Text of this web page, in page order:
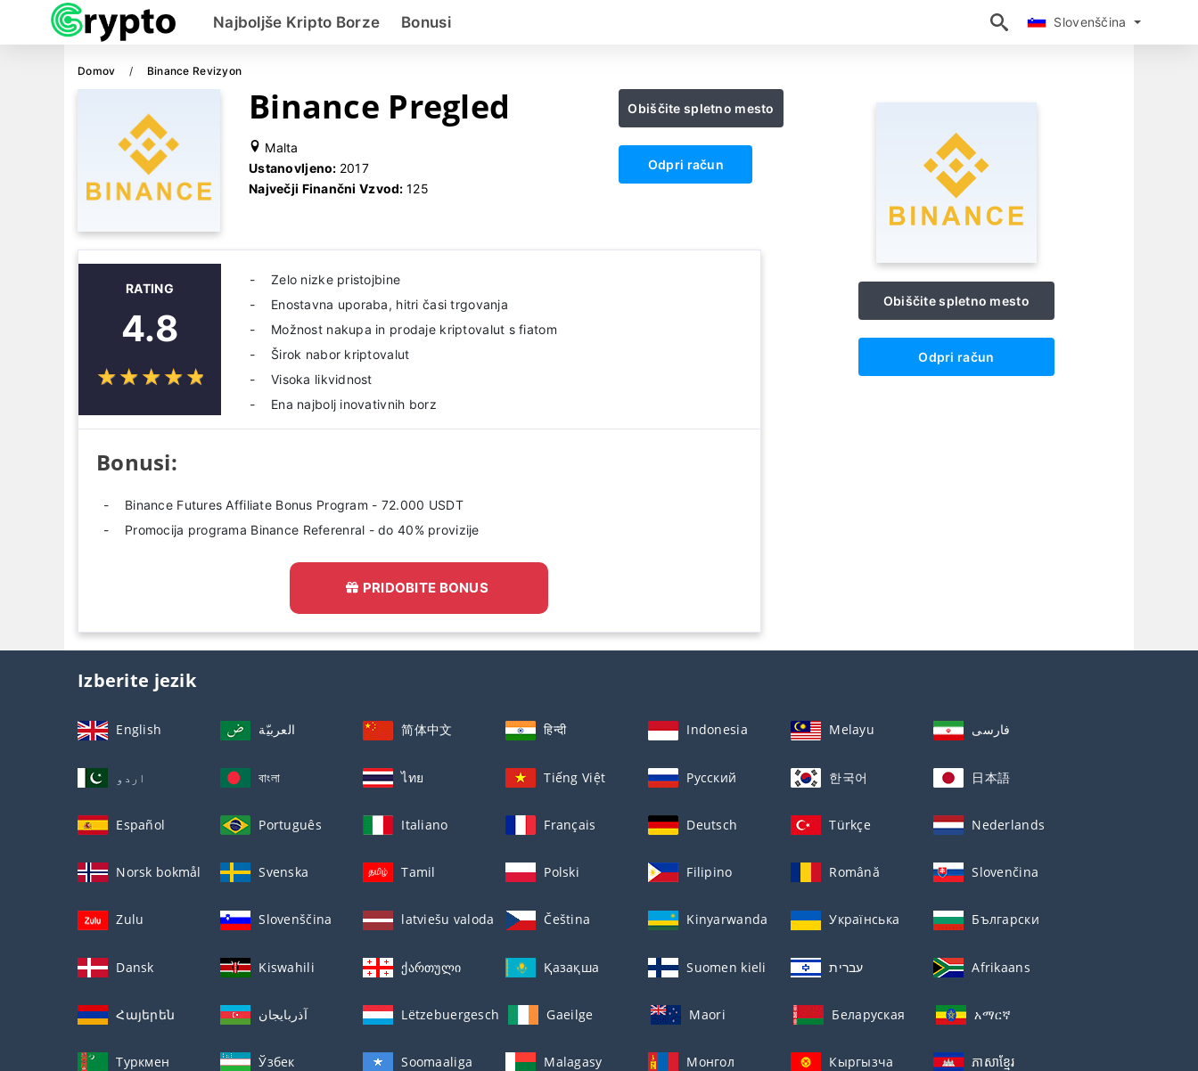
Slovenščina
Najboljše Kripto Borze Bonusi Slovenščina
Domov Binance Revizyon
Binance Pregled
Malta
Ustanovljeno: 2017
Največji Finančni Vzvod: 125
Obiščite spletno mesto
Odpri račun
RATING
4.8
☆☆☆☆☆
★★★★★
Zelo nizke pristojbine
Enostavna uporaba, hitri časi trgovanja
Možnost nakupa in prodaje kriptovalut s fiatom
Širok nabor kriptovalut
Visoka likvidnost
Ena najbolj inovativnih borz
Bonusi:
Binance Futures Affiliate Bonus Program - 72.000 USDT
Promocija programa Binance Referenral - do 40% provizije
PRIDOBITE BONUS
Obiščite spletno mesto
Odpri račun
Izberite jezik
English العربيّة 简体中文 हिन्दी Indonesia Melayu فارسی
اردو বাংলা ไทย Tiếng Việt Русский 한국어 日本語
Español Português Italiano Français Deutsch Türkçe Nederlands
Norsk bokmål Svenska Tamil Polski Filipino Română Slovenčina
Zulu Slovenščina latviešu valoda Čeština Kinyarwanda Українська Български
Dansk Kiswahili ქართული Қазақша Suomen kieli עברית Afrikaans
Հայերեն آذربايجان Lëtzebuergesch Gaeilge Maori Беларуская አማርኛ
Туркмен Ўзбек Soomaaliga Malagasy Монгол Кыргызча ភាសាខ្មែរ